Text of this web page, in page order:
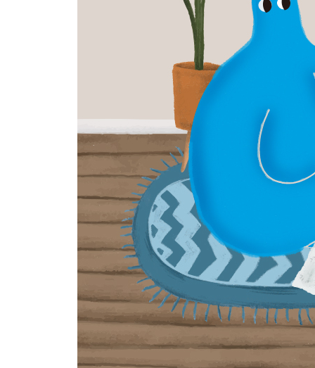
자신만의 루틴을 무시하고 깨 보자
집에 있는 가구의 위치를 바꾸어 보자
세 개의 단어를 임의로 선택하여 새로운 아이디어
나만의 리스트를 만들자
미술 작품 감상처럼 음식에 대한 감상도 기록으로
인간의 언어가 아닌 무생물의 언어로 말해 보자
좋아하는 분야의 잡지를 처음부터 끝까지 찬찬히
전시회장에 가서 마음에 드는 그림 하나를 30분 이
실험적인 음악을 들으며 소리에 집중해 보자
한국의 기차역 지도를 펼쳐 놓은 다음 한 번도 들
내가 찍은 사진 중 마음에 드는 것을 하나 고른 다
레시피를 보면서 요리를 해 보자
색의 이름을 알아보고, 오늘의 색을 정한 다음 그
하루 종일 반대쪽 손으로 살아 보자
중고 물품을 구입해서 써 보고, 그 물건의 예전 스
내가 차릴 식당을 정한 다음 가게명과 간판 디자인
10년 전, 20년 전, 30년 전에 어떤 일이 있었는지 알
거리를 돌아다니면서 집집마다 창문이 얼마나 다